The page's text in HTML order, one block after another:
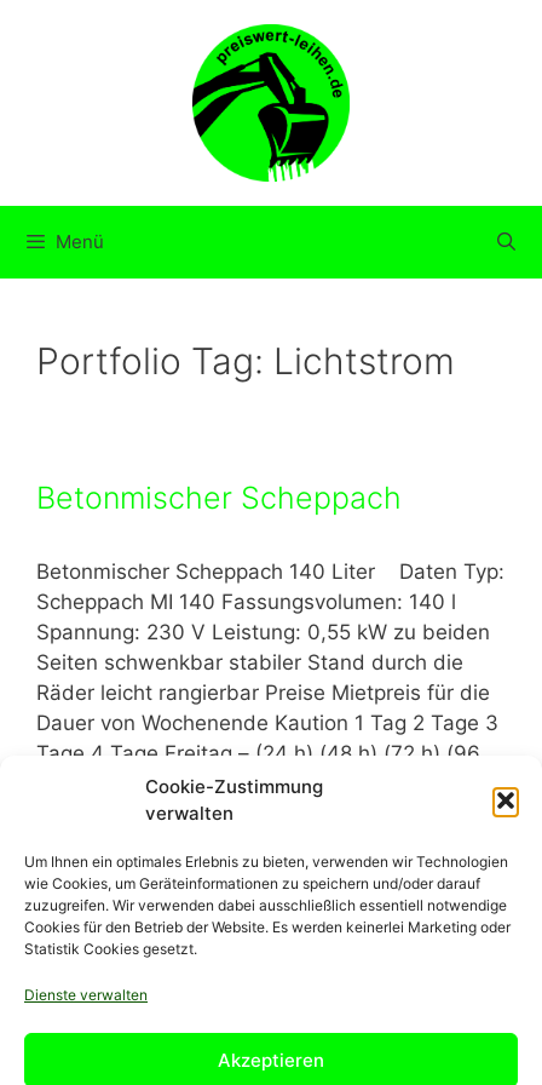
Cookie-Zustimmung
verwalten
Um Ihnen ein optimales Erlebnis zu bieten, verwenden wir Technologien
wie Cookies, um Geräteinformationen zu speichern und/oder darauf
zuzugreifen. Wir verwenden dabei ausschließlich essentiell notwendige
Cookies für den Betrieb der Website. Es werden keinerlei Marketing oder
Statistik Cookies gesetzt.
Dienste verwalten
Akzeptieren
Menü
Portfolio Tag: Lichtstrom
Betonmischer Scheppach
Betonmischer Scheppach 140 Liter Daten Typ:
Scheppach MI 140 Fassungsvolumen: 140 l
Spannung: 230 V Leistung: 0,55 kW zu beiden
Seiten schwenkbar stabiler Stand durch die
Räder leicht rangierbar Preise Mietpreis für die
Dauer von Wochenende Kaution 1 Tag 2 Tage 3
Tage 4 Tage Freitag – (24 h) (48 h) (72 h) (96 …
Weiterlesen